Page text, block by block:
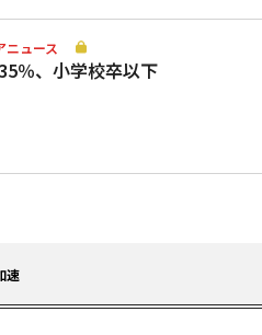
ニュース
％、小学校卒以下
速